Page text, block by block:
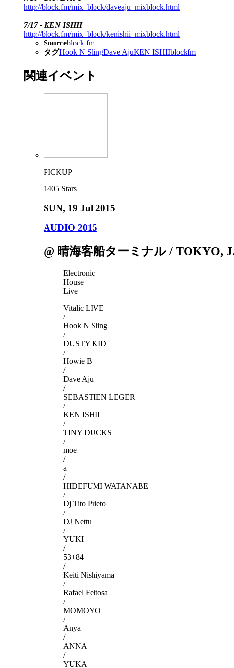
http://block.fm/mix_block/daveaju_mixblock.html
7/17 - KEN ISHII
http://block.fm/mix_block/kenishii_mixblock.html
Sourceblock.fm
タグHook N SlingDave AjuKEN ISHIIblockfm
関連イベント
PICKUP
1405 Stars
SUN, 19 Jul 2015
AUDIO 2015
@ 晴海客船ターミナル / TOKYO,
Electronic
House
Live
Vitalic LIVE
/
Hook N Sling
/
DUSTY KID
/
Howie B
/
Dave Aju
/
SEBASTIEN LEGER
/
KEN ISHII
/
TINY DUCKS
/
moe
/
a
/
HIDEFUMI WATANABE
/
Dj Tito Prieto
/
DJ Nettu
/
YUKI
/
53+84
/
Keiti Nishiyama
/
Rafael Feitosa
/
MOMOYO
/
Anya
/
ANNA
/
YUKA